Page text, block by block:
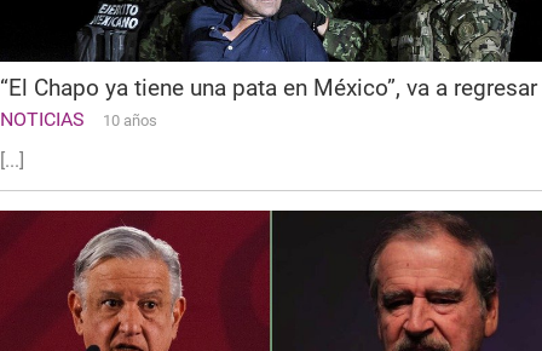
“El Chapo ya tiene una pata en México”, va a regresar
NOTICIAS 10 años
[...]